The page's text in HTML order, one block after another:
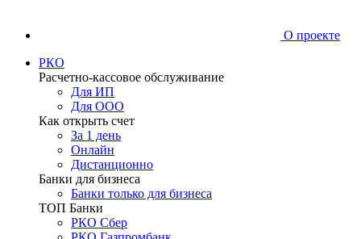
О проекте
РКО
Расчетно-кассовое обслуживание
Для ИП
Для ООО
Как открыть счет
За 1 день
Онлайн
Дистанционно
Банки для бизнеса
Банки только для бизнеса
ТОП Банки
РКО Сбер